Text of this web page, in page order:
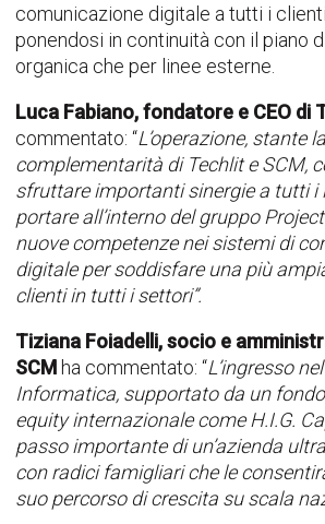
comunicazione digitale a tutti i
ponendosi in continuità con il piano
organica che per linee esterne.
Luca Fabiano, fondatore e CEO di
commentato: “L’operazione, stante
complementarità di Techlit e SCM,
sfruttare importanti sinergie a tutti i
portare all’interno del gruppo
nuove competenze nei sistemi di
digitale per soddisfare una più
clienti in tutti i settori”.
Tiziana Foiadelli,socio e
SCMha commentato: “L’ingresso
Informatica, supportato da un
equity internazionale come H.I.G.
passo importante di un’azienda
con radici famigliari che le
suo percorso di crescita su scala